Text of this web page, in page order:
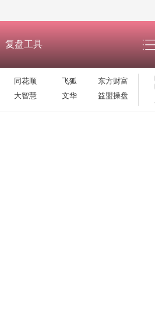
复盘工具
同花顺 飞狐
东方财富
大智慧
文华 益盟操盘